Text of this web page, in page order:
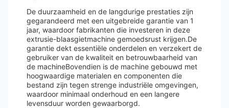
De duurzaamheid en de langdurige prestaties zijn
gegarandeerd met een uitgebreide garantie van 1
jaar, waardoor fabrikanten die investeren in deze
extrusie-blaasgietmachine gemoedsrust krijgen.De
garantie dekt essentiële onderdelen en verzekert de
gebruiker van de kwaliteit en betrouwbaarheid van
de machineBovendien is de machine gebouwd met
hoogwaardige materialen en componenten die
bestand zijn tegen strenge industriële omgevingen,
waardoor minimaal onderhoud en een langere
levensduur worden gewaarborgd.